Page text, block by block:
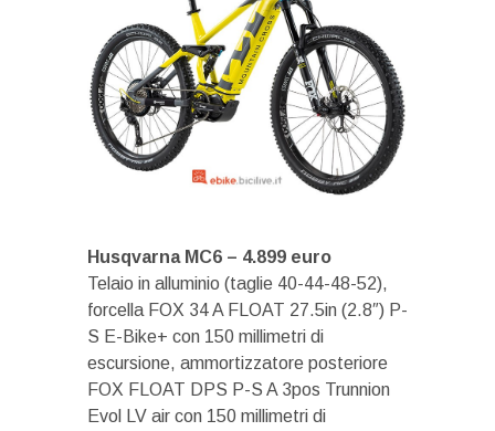
Husqvarna MC6 – 4.899 euro
Telaio in alluminio (taglie 40-44-48-52),
forcella FOX 34 A FLOAT 27.5in (2.8″) P-
S E-Bike+ con 150 millimetri di
escursione, ammortizzatore posteriore
FOX FLOAT DPS P-S A 3pos Trunnion
Evol LV air con 150 millimetri di